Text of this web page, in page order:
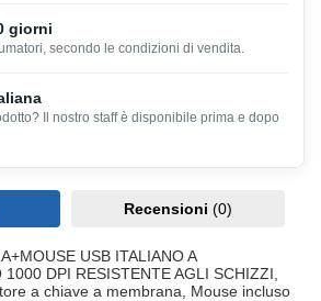
giorni
secondo le condizioni di vendita.
Il nostro staff è disponibile prima e dopo
Recensioni (0)
USB ITALIANO A
DPI RESISTENTE AGLI SCHIZZI,
a chiave a membrana, Mouse incluso